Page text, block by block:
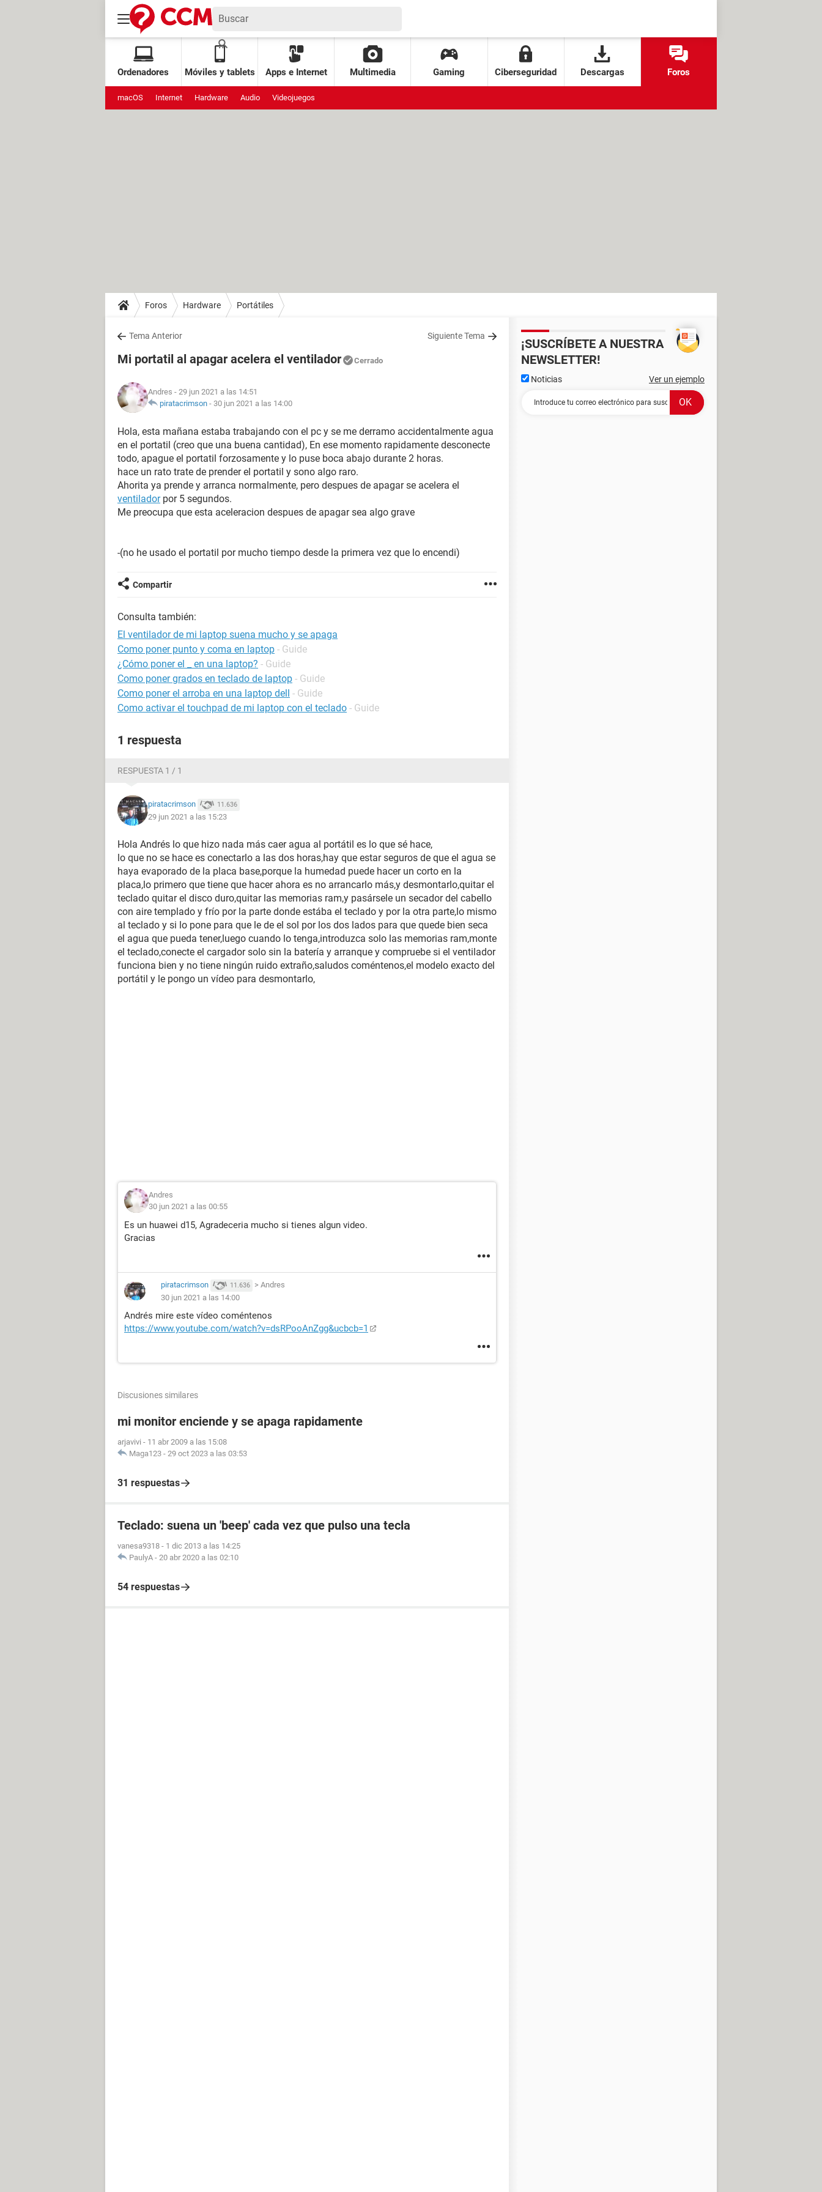
Ordenadores Móviles y tablets Apps e Internet Multimedia Gaming Ciberseguridad Descargas Foros
macOS Internet Hardware Audio Videojuegos
Foros Hardware Portátiles
Tema Anterior Siguiente Tema
Mi portatil al apagar acelera el ventilador Cerrado
Andres - 29 jun 2021 a las 14:51
piratacrimson - 30 jun 2021 a las 14:00
Hola, esta mañana estaba trabajando con el pc y se me derramo accidentalmente agua
en el portatil (creo que una buena cantidad), En ese momento rapidamente desconecte
todo, apague el portatil forzosamente y lo puse boca abajo durante 2 horas.
hace un rato trate de prender el portatil y sono algo raro.
Ahorita ya prende y arranca normalmente, pero despues de apagar se acelera el
ventiladorpor 5 segundos.
Me preocupa que esta aceleracion despues de apagar sea algo grave
-(no he usado el portatil por mucho tiempo desde la primera vez que lo encendi)
Compartir
Consulta también:
El ventilador de mi laptop suena mucho y se apaga
Como poner punto y coma en laptop - Guide
¿Cómo poner el _ en una laptop? - Guide
Como poner grados en teclado de laptop - Guide
Como poner el arroba en una laptop dell - Guide
Como activar el touchpad de mi laptop con el teclado - Guide
1 respuesta
RESPUESTA 1 / 1
piratacrimson 11.636
29 jun 2021 a las 15:23
Hola Andrés lo que hizo nada más caer agua al portátil es lo que sé hace,
lo que no se hace es conectarlo a las dos horas,hay que estar seguros de que el agua se
haya evaporado de la placa base,porque la humedad puede hacer un corto en la
placa,lo primero que tiene que hacer ahora es no arrancarlo más,y desmontarlo,quitar el
teclado quitar el disco duro,quitar las memorias ram,y pasársele un secador del cabello
con aire templado y frío por la parte donde estába el teclado y por la otra parte,lo mismo
al teclado y si lo pone para que le de el sol por los dos lados para que quede bien seca
el agua que pueda tener,luego cuando lo tenga,introduzca solo las memorias ram,monte
el teclado,conecte el cargador solo sin la batería y arranque y compruebe si el ventilador
funciona bien y no tiene ningún ruido extraño,saludos coméntenos,el modelo exacto del
portátil y le pongo un vídeo para desmontarlo,
Andres
30 jun 2021 a las 00:55
Es un huawei d15, Agradeceria mucho si tienes algun video.
Gracias
piratacrimson 11.636 > Andres
30 jun 2021 a las 14:00
Andrés mire este vídeo coméntenos
https://www.youtube.com/watch?v=dsRPooAnZgg&ucbcb=1
Discusiones similares
mi monitor enciende y se apaga rapidamente
arjavivi - 11 abr 2009 a las 15:08
Maga123 - 29 oct 2023 a las 03:53
31 respuestas
Teclado: suena un 'beep' cada vez que pulso una tecla
vanesa9318 - 1 dic 2013 a las 14:25
PaulyA - 20 abr 2020 a las 02:10
54 respuestas
¡SUSCRÍBETE A NUESTRA
NEWSLETTER!
Noticias Ver un ejemplo